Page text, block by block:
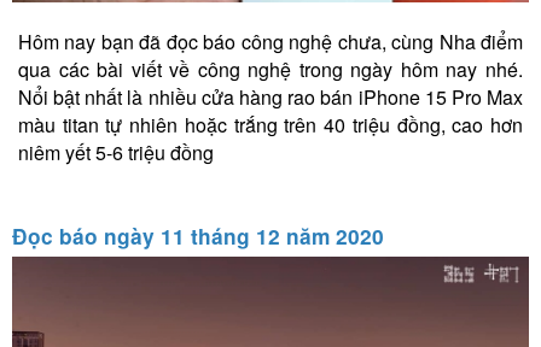
Hôm nay bạn đã đọc báo công nghệ chưa, cùng Nha điểm
qua các bài viết về công nghệ trong ngày hôm nay nhé.
Nổi bật nhất là nhiều cửa hàng rao bán iPhone 15 Pro Max
màu titan tự nhiên hoặc trắng trên 40 triệu đồng, cao hơn
niêm yết 5-6 triệu đồng
Đọc báo ngày 11 tháng 12 năm 2020